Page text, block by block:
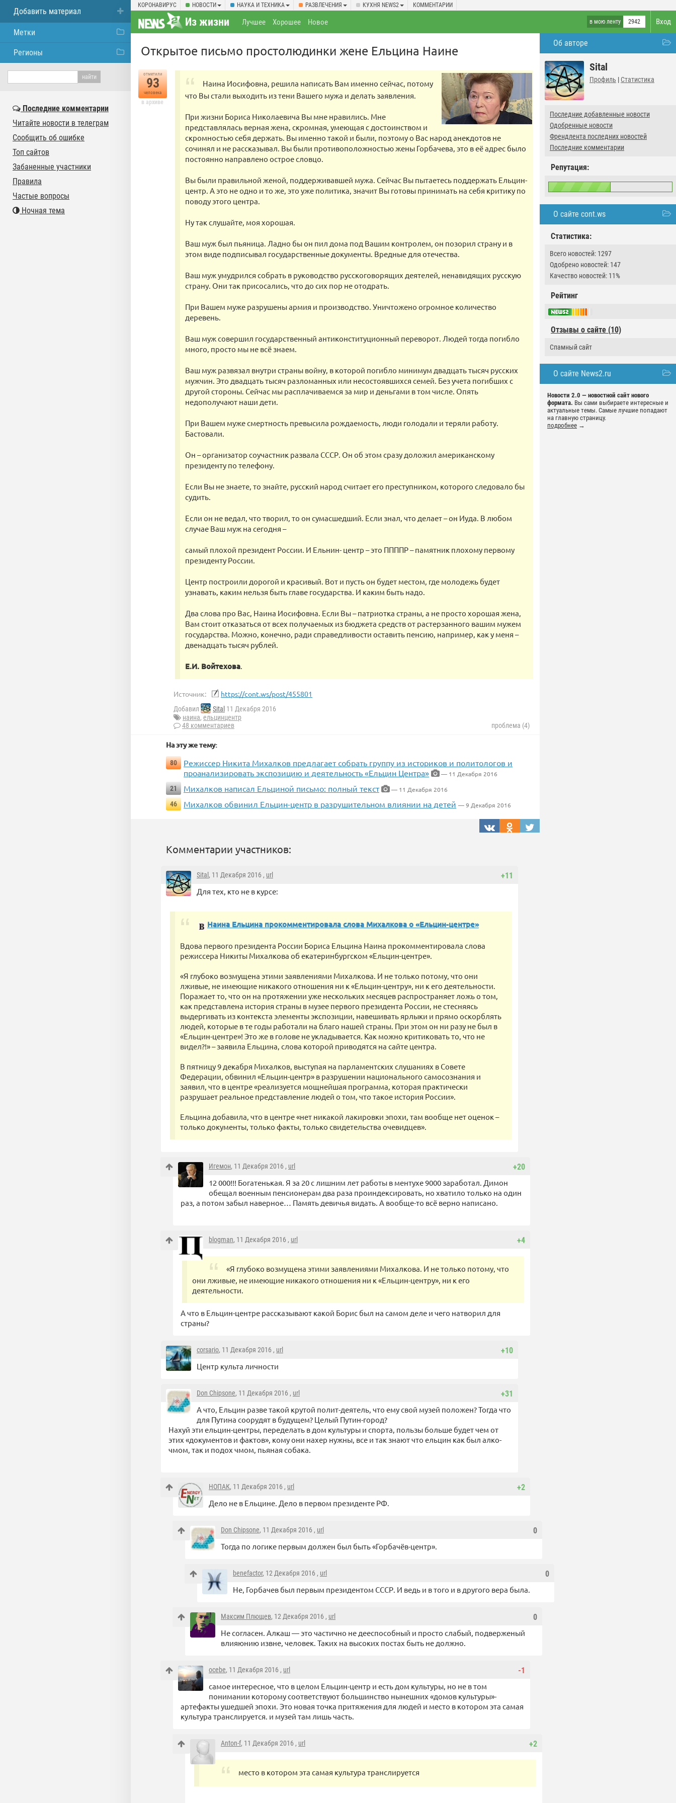
КОРОНАВИРУС НОВОСТИ НАУКА И ТЕХНИКА РАЗВЛЕЧЕНИЯ КУХНЯ NEWS2 КОММЕНТАРИИ
Вход
Из жизни в мою ленту 2942
Лучшее Хорошее Новое
Об авторе
Sital
Профиль | Статистика
Последние добавленные новости
Одобренные новости
Френдлента последних новостей
Последние комментарии
Репутация:
О сайте cont.ws
Статистика:
Всего новостей: 1297
Одобрено новостей: 147
Качество новостей: 11%
Рейтинг
Отзывы о сайте (10)
Спамный сайт
О сайте News2.ru
Новости 2.0 — новостной сайт нового
формата. Вы сами выбираете интересные и
актуальные темы. Самые лучшие попадают
на главную страницу.
подробнее →
Открытое письмо простолюдинки жене Ельцина Наине
отметили
93
человека
в архиве
Наина Иосифовна, решила написать Вам именно сейчас, потому
что Вы стали выходить из тени Вашего мужа и делать заявления.
При жизни Бориса Николаевича Вы мне нравились. Мне
представлялась верная жена, скромная, умеющая с достоинством и
скромностью себя держать. Вы именно такой и были, поэтому о Вас народ анекдотов не
сочинял и не рассказывал. Вы были противоположностью жены Горбачева, это в её адрес было
постоянно направлено острое словцо.
Вы были правильной женой, поддерживавшей мужа. Сейчас Вы пытаетесь поддержать Ельцин-
центр. А это не одно и то же, это уже политика, значит Вы готовы принимать на себя критику по
поводу этого центра.
Ну так слушайте, моя хорошая.
Ваш муж был пьяница. Ладно бы он пил дома под Вашим контролем, он позорил страну и в
этом виде подписывал государственные документы. Вредные для отечества.
Ваш муж умудрился собрать в руководство русскоговорящих деятелей, ненавидящих русскую
страну. Они так присосались, что до сих пор не отодрать.
При Вашем муже разрушены армия и производство. Уничтожено огромное количество
деревень.
Ваш муж совершил государственный антиконституционный переворот. Людей тогда погибло
много, просто мы не всё знаем.
Ваш муж развязал внутри страны войну, в которой погибло минимум двадцать тысяч русских
мужчин. Это двадцать тысяч разломанных или несостоявшихся семей. Без учета погибших с
другой стороны. Сейчас мы расплачиваемся за мир и деньгами в том числе. Опять
недополучают наши дети.
При Вашем муже смертность превысила рождаемость, люди голодали и теряли работу.
Бастовали.
Он – организатор соучастник развала СССР. Он об этом сразу доложил американскому
президенту по телефону.
Если Вы не знаете, то знайте, русский народ считает его преступником, которого следовало бы
судить.
Если он не ведал, что творил, то он сумасшедший. Если знал, что делает – он Иуда. В любом
случае Ваш муж на сегодня –
самый плохой президент России. И Ельнин- центр – это ППППР – памятник плохому первому
президенту России.
Центр построили дорогой и красивый. Вот и пусть он будет местом, где молодежь будет
узнавать, каким нельзя быть главе государства. И каким быть надо.
Два слова про Вас, Наина Иосифовна. Если Вы – патриотка страны, а не просто хорошая жена,
Вам стоит отказаться от всех получаемых из бюджета средств от растерзанного вашим мужем
государства. Можно, конечно, ради справедливости оставить пенсию, например, как у меня –
двенадцать тысяч рублей.
Е.И. Войтехова.
Источник: https://cont.ws/post/455801
Добавил Sital 11 Декабря 2016
наина, ельцинцентр
48 комментариев
проблема (4)
На эту же тему:
80
Режиссер Никита Михалков предлагает собрать группу из историков и политологов и
проанализировать экспозицию и деятельность «Ельцин Центра»
— 11 Декабря 2016
21
Михалков написал Ельциной письмо: полный текст
— 11 Декабря 2016
46
Михалков обвинил Ельцин-центр в разрушительном влиянии на детей — 9 Декабря 2016
Комментарии участников:
+11
Sital , 11 Декабря 2016 , url
Для тех, кто не в курсе:
Наина Ельцина прокомментировала слова Михалкова о «Ельцин-центре»
Вдова первого президента России Бориса Ельцина Наина прокомментировала слова
режиссера Никиты Михалкова об екатеринбургском «Ельцин-центре».
«Я глубоко возмущена этими заявлениями Михалкова. И не только потому, что они
лживые, не имеющие никакого отношения ни к «Ельцин-центру», ни к его деятельности.
Поражает то, что он на протяжении уже нескольких месяцев распространяет ложь о том,
как представлена история страны в музее первого президента России, не стесняясь
выдергивать из контекста элементы экспозиции, навешивать ярлыки и прямо оскорблять
людей, которые в те годы работали на благо нашей страны. При этом он ни разу не был в
«Ельцин-центре»! Это же в голове не укладывается. Как можно критиковать то, что не
видел?!» – заявила Ельцина, слова которой приводятся на сайте центра.
В пятницу 9 декабря Михалков, выступая на парламентских слушаниях в Совете
Федерации, обвинил «Ельцин-центр» в разрушении национального самосознания и
заявил, что в центре «реализуется мощнейшая программа, которая практически
разрушает реальное представление людей о том, что такое история России».
Ельцина добавила, что в центре «нет никакой лакировки эпохи, там вообще нет оценок –
только документы, только факты, только свидетельства очевидцев».
+20
Игемон, 11 Декабря 2016 , url
12 000!!! Богатенькая. Я за 20 с лишним лет работы в ментухе 9000 заработал. Димон
обещал военным пенсионерам два раза проиндексировать, но хватило только на один
раз, а потом забыл наверное… Память девичья видать. А вообще-то всё верно написано.
+4
blogman, 11 Декабря 2016 , url
«Я глубоко возмущена этими заявлениями Михалкова. И не только потому, что
они лживые, не имеющие никакого отношения ни к «Ельцин-центру», ни к его
деятельности.
А что в Ельцин-центре рассказывают какой Борис был на самом деле и чего натворил для
страны?
+10
corsario, 11 Декабря 2016 , url
Центр культа личности
+31
Don Chipsone, 11 Декабря 2016 , url
А что, Ельцин разве такой крутой полит-деятель, что ему свой музей положен? Тогда что
для Путина соорудят в будущем? Целый Путин-город?
Нахуй эти ельцин-центры, переделать в дом культуры и спорта, пользы больше будет чем от
этих «документов и фактов», кому они нахер нужны, все и так знают что ельцин как был алко-
чмом, так и подох чмом, пьяная собака.
+2
НОПАК, 11 Декабря 2016 , url
Дело не в Ельцине. Дело в первом президенте РФ.
0
Don Chipsone, 11 Декабря 2016 , url
Тогда по логике первым должен был быть «Горбачёв-центр».
0
benefactor, 12 Декабря 2016 , url
Не, Горбачев был первым президентом СССР. И ведь и в того и в другого вера была.
0
Максим Плющев, 12 Декабря 2016 , url
Не согласен. Алкаш — это частично не дееспособный и просто слабый, подверженый
влияюнию извне, человек. Таких на высоких постах быть не должно.
-1
ocebe, 11 Декабря 2016 , url
самое интересное, что в целом Ельцин-центр и есть дом культуры, но не в том
понимании которому соответствуют большинство нынешних «домов культуры»-
артефакты ушедшей эпохи. Это новая точка притяжения для людей и место в котором эта самая
культура транслируется. и музей там лишь часть.
+2
Anton-f, 11 Декабря 2016 , url
место в котором эта самая культура транслируется
Добавить материал
Метки
Регионы
Последние комментарии
Читайте новости в телеграм
Сообщить об ошибке
Топ сайтов
Забаненные участники
Правила
Частые вопросы
Ночная тема